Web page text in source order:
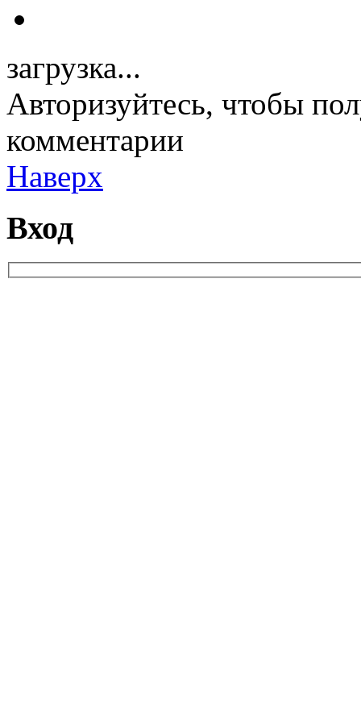
загрузка...
Авторизуйтесь, чтобы
комментарии
Наверх
Вход